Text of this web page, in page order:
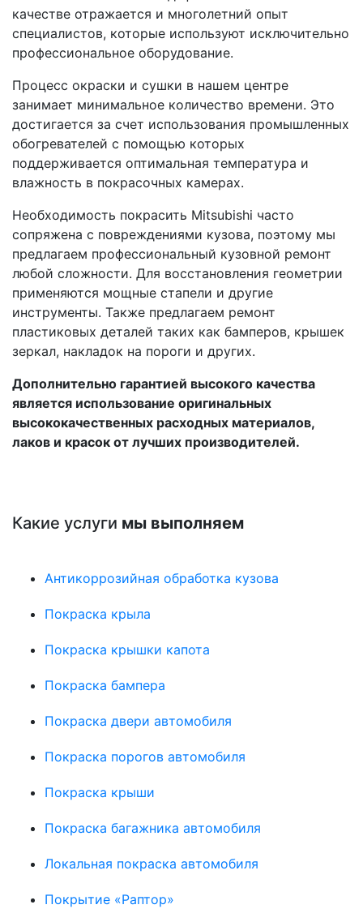
качестве отражается и многолетний опыт
специалистов, которые используют исключительно
профессиональное оборудование.
Процесс окраски и сушки в нашем центре
занимает минимальное количество времени. Это
достигается за счет использования промышленных
обогревателей с помощью которых
поддерживается оптимальная температура и
влажность в покрасочных камерах.
Необходимость покрасить Mitsubishi часто
сопряжена с повреждениями кузова, поэтому мы
предлагаем профессиональный кузовной ремонт
любой сложности. Для восстановления геометрии
применяются мощные стапели и другие
инструменты. Также предлагаем ремонт
пластиковых деталей таких как бамперов, крышек
зеркал, накладок на пороги и других.
Дополнительно гарантией высокого качества
является использование оригинальных
высококачественных расходных материалов,
лаков и красок от лучших производителей.
Какие услуги мы выполняем
Антикоррозийная обработка кузова
Покраска крыла
Покраска крышки капота
Покраска бампера
Покраска двери автомобиля
Покраска порогов автомобиля
Покраска крыши
Покраска багажника автомобиля
Локальная покраска автомобиля
Покрытие «Раптор»